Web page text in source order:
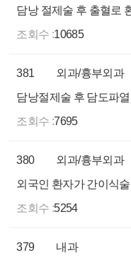
담낭 절제술 후 출혈로
조회수 :10685
381
외과/흉부외과
담낭절제술 후 담도파
조회수 :7695
380
외과/흉부외과
조회수 :5254
379
내과